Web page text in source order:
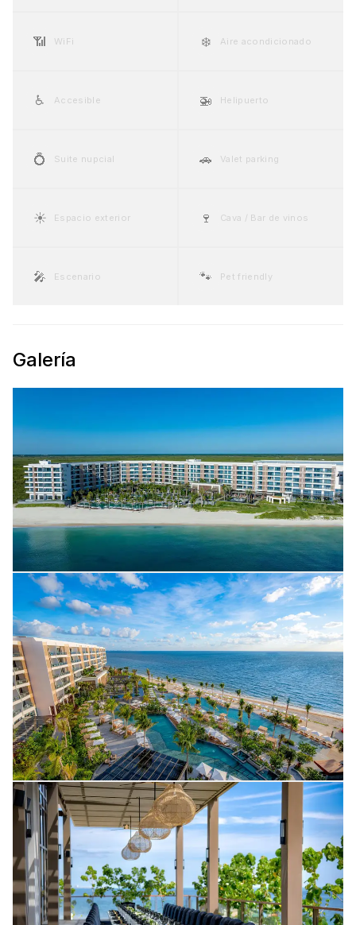
📶 WiFi ❄️ Aire acondicionado
♿ Accesible 🚁 Helipuerto
💍 Suite nupcial 🚗 Valet parking
☀️ Espacio exterior 🍷 Cava / Bar de vinos
🎤 Escenario 🐾 Pet friendly
Galería